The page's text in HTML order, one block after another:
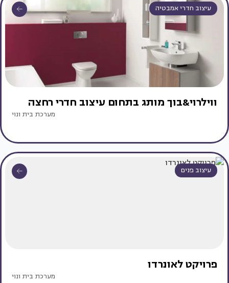
עיצוב חדרי אמבטיה
ווילרוי&בוך מותג בתחום עיצוב חדרי רחצה
מערכת בית ונוי
עיצוב פנים
פרויקט לאונרדו
מערכת בית ונוי